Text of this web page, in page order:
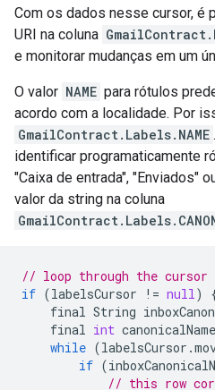
Com os dados nesse cursor, é
URI na coluna
e monitorar mudanças em um
O valor NAME para rótulos
acordo com a localidade. Por
GmailContract.Labels.NAME
identificar programaticamente
"Caixa de entrada", "Enviados"
valor da string na coluna
// loop through the cursor
if (labelsCursor ! = null)
final String
final int
while (labelsCursor .
if (
// this row